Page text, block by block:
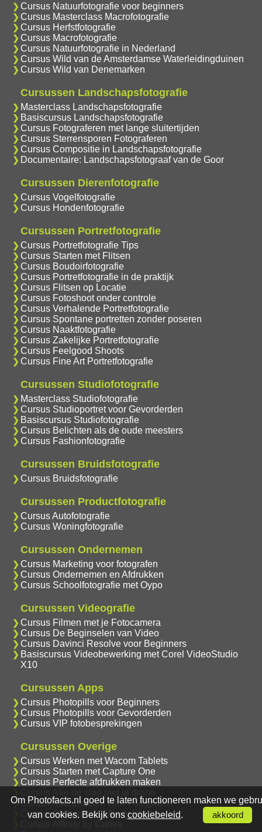
Cursus Natuurfotografie voor beginners
Cursus Masterclass Macrofotografie
Cursus Herfstfotografie
Cursus Macrofotografie
Cursus Natuurfotografie in Nederland
Cursus Wild van de Amsterdamse Waterleidingduinen
Cursus Wild van Denemarken
Cursussen Landschapsfotografie
Masterclass Landschapsfotografie
Basiscursus Landschapsfotografie
Cursus Fotograferen met lange sluitertijden
Cursus Sterrensporen Fotograferen
Cursus Compositie in Landschapsfotografie
Documentaire: Landschapsfotograaf van de Goor
Cursussen Dierenfotografie
Cursus Vogelfotografie
Cursus Hondenfotografie
Cursussen Portretfotografie
Cursus Portretfotografie Tips
Cursus Starten met Flitsen
Cursus Boudoirfotografie
Cursus Portretfotografie in de praktijk
Cursus Flitsen op Locatie
Cursus Fotoshoot onder controle
Cursus Verhalende Portretfotografie
Cursus Spontane portretten zonder poseren
Cursus Naaktfotografie
Cursus Zakelijke Portretfotografie
Cursus Feelgood Shoots
Cursus Fine Art Portretfotografie
Cursussen Studiofotografie
Masterclass Studiofotografie
Cursus Studioportret voor Gevorderden
Basiscursus Studiofotografie
Cursus Belichten als de oude meesters
Cursus Fashionfotografie
Cursussen Bruidsfotografie
Cursus Bruidsfotografie
Cursussen Productfotografie
Cursus Autofotografie
Cursus Woningfotografie
Cursussen Ondernemen
Cursus Marketing voor fotografen
Cursus Ondernemen en Afdrukken
Cursus Schoolfotografie met Oypo
Cursussen Videografie
Cursus Filmen met je Fotocamera
Cursus De Beginselen van Video
Cursus Davinci Resolve voor Beginners
Basiscursus Videobewerking met Corel VideoStudio
X10
Cursussen Apps
Cursus Photopills voor Beginners
Cursus Photopills voor Gevorderden
Cursus VIP fotobesprekingen
Cursussen Overige
Cursus Werken met Wacom Tablets
Cursus Starten met Capture One
Cursus Perfecte afdrukken maken
Cursus Auteursrecht voor Fotografen
Cursus Starten met Affinity Photo
Om Photofacts.nl goed te laten functioneren maken we
van cookies. Bekijk ons cookiebeleid. akkoord